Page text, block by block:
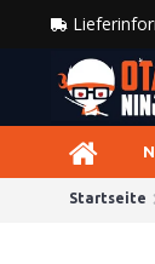
Startseite